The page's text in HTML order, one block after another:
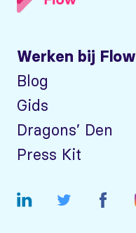
Werken bij Flow
Blog
Gids
Dragons’ Den
Press Kit